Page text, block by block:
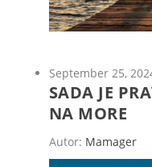
September 25,
SADA JE
NA MORE
Autor: Mamager